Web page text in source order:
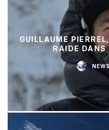
GUILLAUME
RAIDE DANS